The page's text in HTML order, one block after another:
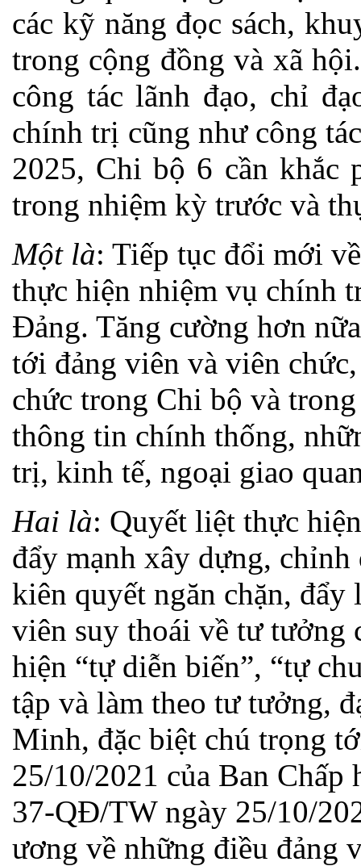
các kỹ năng đọc sách,
trong cộng đồng và xã
công tác lãnh đạo, chỉ
chính trị cũng như công
2025, Chi bộ 6 cần khắc
trong nhiệm kỳ trước và
Một là: Tiếp tục đổi mới
thực hiện nhiệm vụ chính
Đảng. Tăng cường hơn
tới đảng viên và viên
chức trong Chi bộ và
thông tin chính thống,
trị, kinh tế, ngoại giao
Hai là: Quyết liệt thực
đẩy mạnh xây dựng,
kiên quyết ngăn chặn,
viên suy thoái về tư tưởng
hiện “tự diễn biến”, “tự
tập và làm theo tư tưởng,
Minh, đặc biệt chú trọng
25/10/2021 của Ban
37-QĐ/TW ngày 25/10/
ương về những điều đảng